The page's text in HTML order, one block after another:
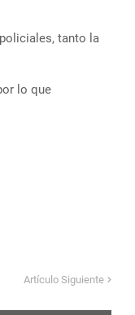
tanto la
lo que
Artículo Siguiente